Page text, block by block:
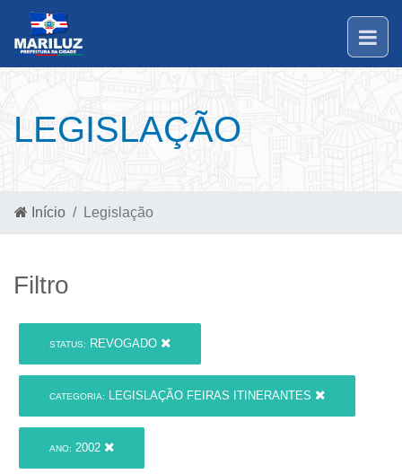
LEGISLAÇÃO
Início Legislação
Filtro
STATUS: REVOGADO
CATEGORIA: LEGISLAÇÃO FEIRAS ITINERANTES
ANO: 2002